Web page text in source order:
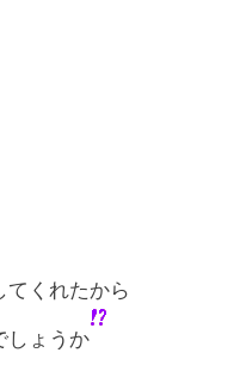
てくれたから
しょうか